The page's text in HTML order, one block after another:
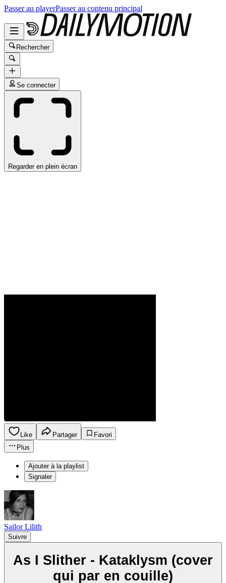
Passer au playerPasser au contenu principal
Rechercher
Se connecter
Regarder en plein écran
Like Partager
Favori
Plus
Ajouter à la playlist
Signaler
Sailor Lilith
Suivre
As I Slither - Kataklysm (cover
qui par en couille)